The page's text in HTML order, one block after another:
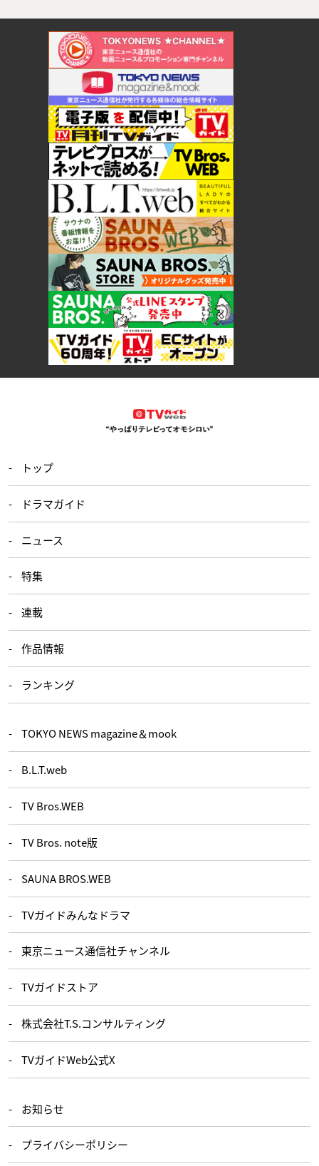
トップ
ドラマガイド
ニュース
特集
連載
作品情報
ランキング
TOKYO NEWS magazine＆mook
B.L.T.web
TV Bros.WEB
TV Bros. note版
SAUNA BROS.WEB
TVガイドみんなドラマ
東京ニュース通信社チャンネル
TVガイドストア
株式会社T.S.コンサルティング
TVガイドWeb公式X
お知らせ
プライバシーポリシー